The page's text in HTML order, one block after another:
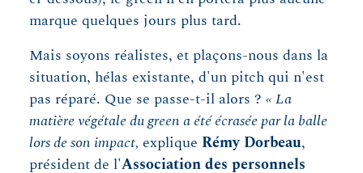
marque quelques jours plus tard.
Mais soyons réalistes, et plaçons-nous dans la
situation, hélas existante, d'un pitch qui n'est
pas réparé. Que se passe-t-il alors ? « La
matière végétale du green a été écrasée par la balle
lors de son impact, explique Rémy Dorbeau,
président de l'Association des personnels